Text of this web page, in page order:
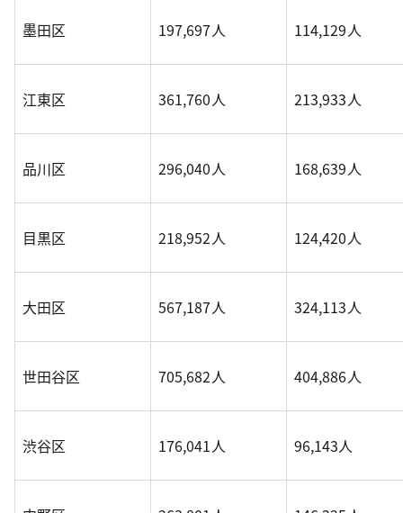
墨田区 197,697人 114,129人
江東区 361,760人 213,933人
品川区 296,040人 168,639人
目黒区 218,952人 124,420人
大田区 567,187人 324,113人
世田谷区 705,682人 404,886人
渋谷区 176,041人 96,143人